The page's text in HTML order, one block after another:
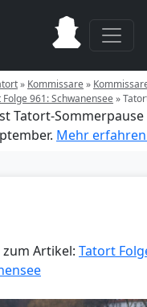
» Kommissare»
961: Schwanensee»
Tatort-Sommerpause
Mehr
Artikel: Tatort